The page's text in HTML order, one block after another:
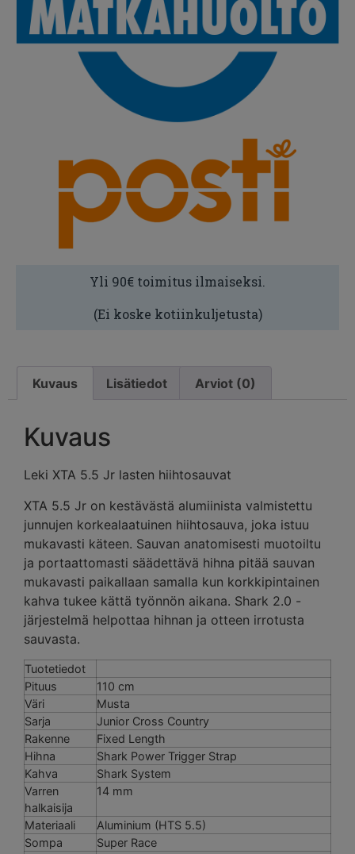
Yli 90€ toimitus ilmaiseksi.
(Ei koske kotiinkuljetusta)
Kuvaus Lisätiedot Arviot (0)
Kuvaus
Leki XTA 5.5 Jr lasten hiihtosauvat
XTA 5.5 Jr on kestävästä alumiinista valmistettu
junnujen korkealaatuinen hiihtosauva, joka istuu
mukavasti käteen. Sauvan anatomisesti muotoiltu
ja portaattomasti säädettävä hihna pitää sauvan
mukavasti paikallaan samalla kun korkkipintainen
kahva tukee kättä työnnön aikana. Shark 2.0 -
järjestelmä helpottaa hihnan ja otteen irrotusta
sauvasta.
Tuotetiedot
Pituus
110 cm
Väri
Musta
Sarja
Junior Cross Country
Rakenne
Fixed Length
Hihna
Shark Power Trigger Strap
Kahva
Shark System
Varren
halkaisija
14 mm
Materiaali
Aluminium (HTS 5.5)
Sompa
Super Race